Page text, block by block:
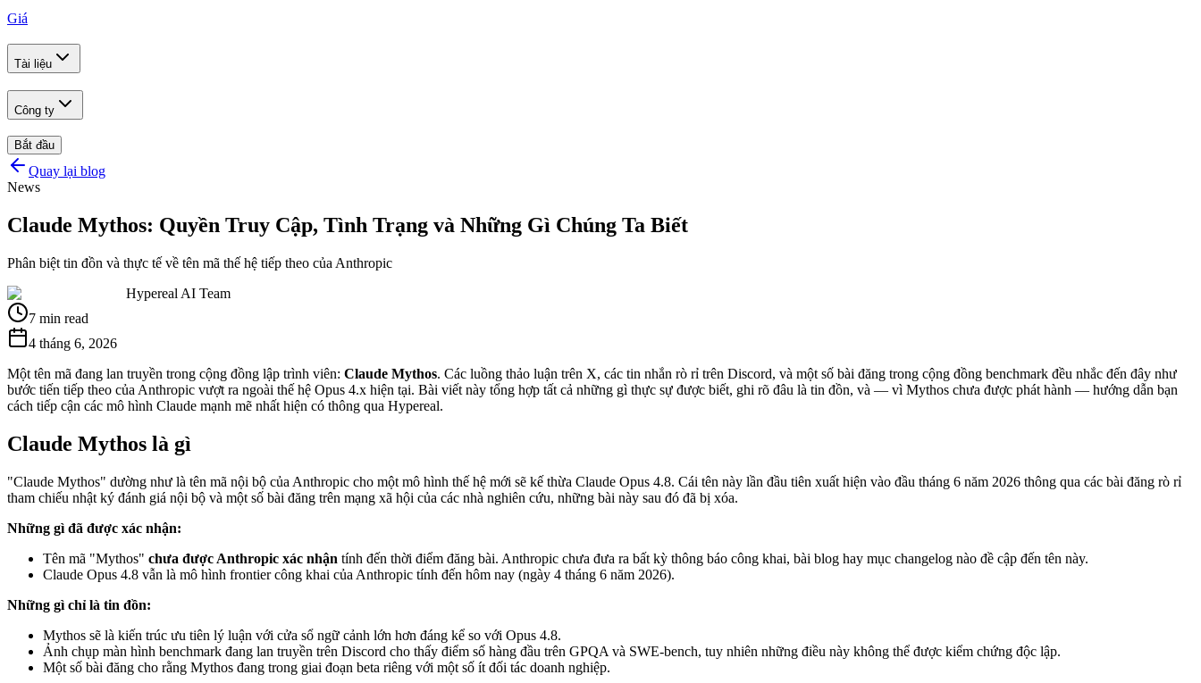
Giá
Tài liệu
Công ty
Bắt đầu
Quay lại blog
News
Claude Mythos: Quyền Truy Cập, Tình Trạng và Những Gì Chúng Ta Biết
Phân biệt tin đồn và thực tế về tên mã thế hệ tiếp theo của Anthropic
Hypereal AI Team
7 min read
4 tháng 6, 2026
Một tên mã đang lan truyền trong cộng đồng lập trình viên: Claude Mythos. Các luồng thảo luận trên X, các tin nhắn rò rỉ trên Discord, và một số bài đăng trong cộng đồng benchmark đều nhắc đến đây như
bước tiến tiếp theo của Anthropic vượt ra ngoài thế hệ Opus 4.x hiện tại. Bài viết này tổng hợp tất cả những gì thực sự được biết, ghi rõ đâu là tin đồn, và — vì Mythos chưa được phát hành — hướng dẫn bạn
cách tiếp cận các mô hình Claude mạnh mẽ nhất hiện có thông qua Hypereal.
Claude Mythos là gì
"Claude Mythos" dường như là tên mã nội bộ của Anthropic cho một mô hình thế hệ mới sẽ kế thừa Claude Opus 4.8. Cái tên này lần đầu tiên xuất hiện vào đầu tháng 6 năm 2026 thông qua các bài đăng rò rỉ
tham chiếu nhật ký đánh giá nội bộ và một số bài đăng trên mạng xã hội của các nhà nghiên cứu, những bài này sau đó đã bị xóa.
Những gì đã được xác nhận:
Tên mã "Mythos" chưa được Anthropic xác nhận tính đến thời điểm đăng bài. Anthropic chưa đưa ra bất kỳ thông báo công khai, bài blog hay mục changelog nào đề cập đến tên này.
Claude Opus 4.8 vẫn là mô hình frontier công khai của Anthropic tính đến hôm nay (ngày 4 tháng 6 năm 2026).
Những gì chỉ là tin đồn:
Mythos sẽ là kiến trúc ưu tiên lý luận với cửa sổ ngữ cảnh lớn hơn đáng kể so với Opus 4.8.
Ảnh chụp màn hình benchmark đang lan truyền trên Discord cho thấy điểm số hàng đầu trên GPQA và SWE-bench, tuy nhiên những điều này không thể được kiểm chứng độc lập.
Một số bài đăng cho rằng Mythos đang trong giai đoạn beta riêng với một số ít đối tác doanh nghiệp.